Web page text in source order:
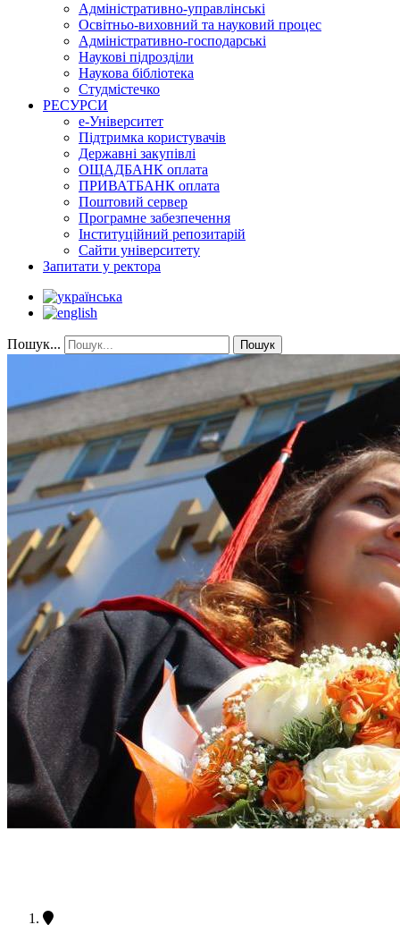
Адміністративно-управлінські
Освітньо-виховний та науковий процес
Адміністративно-господарські
Наукові підрозділи
Наукова бібліотека
Студмістечко
РЕСУРСИ
е-Університет
Підтримка користувачів
Державні закупівлі
ОЩАДБАНК оплата
ПРИВАТБАНК оплата
Поштовий сервер
Програмне забезпечення
Інституційний репозитарій
Сайти університету
Запитати у ректора
Пошук... Пошук